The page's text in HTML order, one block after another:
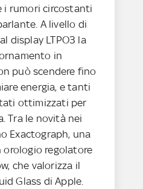
i rumori circostanti
A livello di
display LTPO3 la
in
può scendere fino
energia, e tanti
ottimizzati per
Tra le novità nei
Exactograph, una
regolatore
che valorizza il
Glass di Apple.